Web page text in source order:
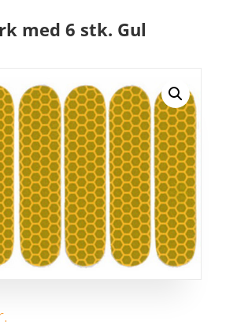
med 6 stk. Gul